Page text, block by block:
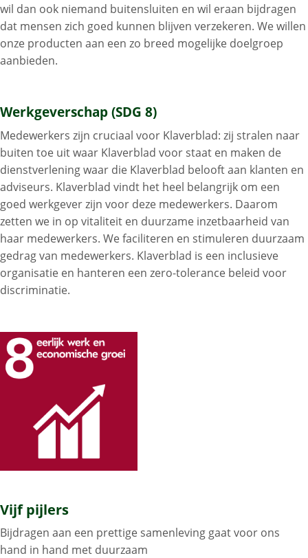
wil dan ook niemand buitensluiten en wil eraan bijdragen
dat mensen zich goed kunnen blijven verzekeren. We willen
onze producten aan een zo breed mogelijke doelgroep
aanbieden.
Werkgeverschap (SDG 8)
Medewerkers zijn cruciaal voor Klaverblad: zij stralen naar
buiten toe uit waar Klaverblad voor staat en maken de
dienstverlening waar die Klaverblad belooft aan klanten en
adviseurs. Klaverblad vindt het heel belangrijk om een
goed werkgever zijn voor deze medewerkers. Daarom
zetten we in op vitaliteit en duurzame inzetbaarheid van
haar medewerkers. We faciliteren en stimuleren duurzaam
gedrag van medewerkers. Klaverblad is een inclusieve
organisatie en hanteren een zero-tolerance beleid voor
discriminatie.
Vijf pijlers
Bijdragen aan een prettige samenleving gaat voor ons
hand in hand met duurzaam